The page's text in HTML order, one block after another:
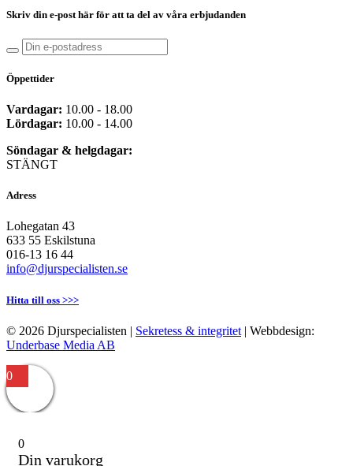
Skriv din e-post här för att ta del av våra erbjudanden
Öppettider
Vardagar: 10.00 - 18.00
Lördagar: 10.00 - 14.00
Söndagar & helgdagar:
STÄNGT
Adress
Lohegatan 43
633 55 Eskilstuna
016-13 16 44
info@djurspecialisten.se
Hitta till oss >>>
© 2026 Djurspecialisten | Sekretess & integritet | Webbdesign:
Underbase Media AB
0
0
Din varukorg